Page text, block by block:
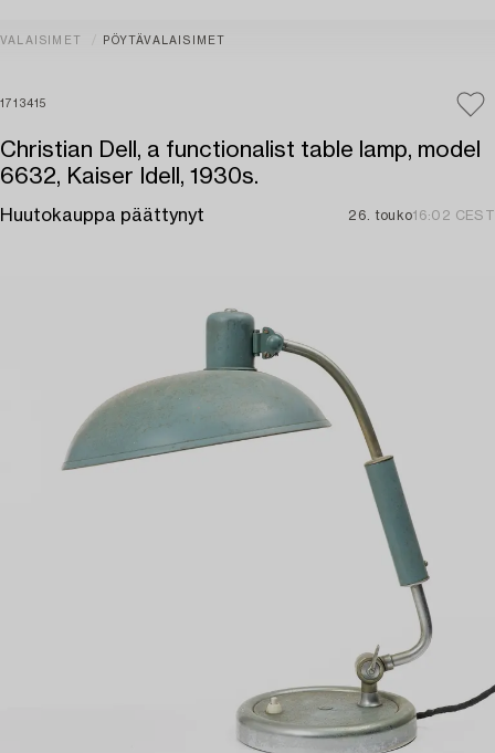
VALAISIMET PÖYTÄVALAISIMET
1713415
Christian Dell, a functionalist table lamp, model
6632, Kaiser Idell, 1930s.
Huutokauppa päättynyt 26. touko16:02 CEST